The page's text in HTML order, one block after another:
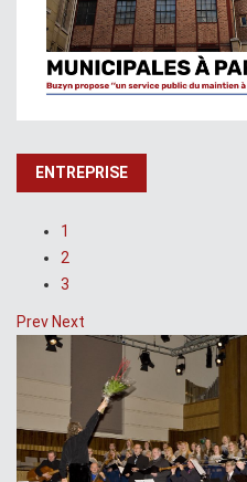
ENTREPRISE
1
2
3
Prev Next